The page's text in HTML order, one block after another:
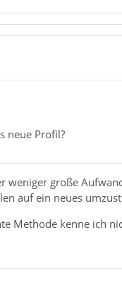
neue Profil?
große
auf ein neues
Methode kenne ich